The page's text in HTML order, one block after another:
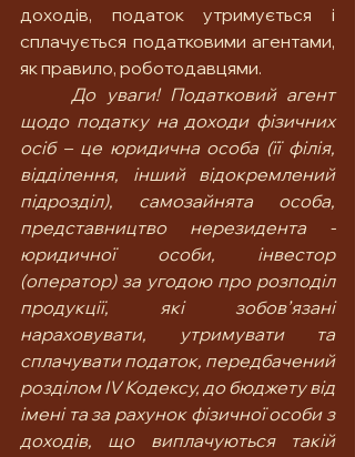
доходів, податок утримується і
сплачується податковими агентами,
як правило, роботодавцями.
До уваги! Податковий агент
щодо податку на доходи фізичних
осіб – це юридична особа (її філія,
відділення, інший відокремлений
підрозділ), самозайнята особа,
представництво нерезидента -
юридичної особи, інвестор
(оператор) за угодою про розподіл
продукції, які зобов’язані
нараховувати, утримувати та
сплачувати податок, передбачений
розділом IV Кодексу, до бюджету від
імені та за рахунок фізичної особи з
доходів, що виплачуються такій